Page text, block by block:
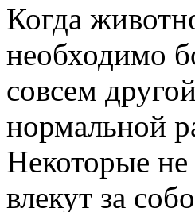
Когда
необходимо
совсем
нормальной
Некоторые
влекут за